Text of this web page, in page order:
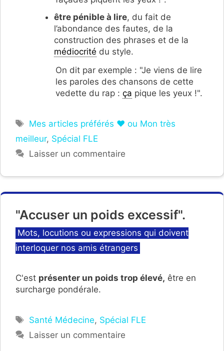
être pénible à lire, du fait de
l’abondance des fautes, de la
construction des phrases et de la
médiocrité du style.
On dit par exemple : "Je viens de lire
les paroles des chansons de cette
vedette du rap : ça pique les yeux !".
Étiquettes
Mes articles préférés ❤ ou Mon très
meilleur, Spécial FLE
Laisser un commentaire
"Accuser un poids excessif".
Catégories
Mots, locutions ou expressions qui doivent
interloquer nos amis étrangers
C'est présenter un poids trop élevé, être en
surcharge pondérale.
Étiquettes
Santé Médecine, Spécial FLE
Laisser un commentaire